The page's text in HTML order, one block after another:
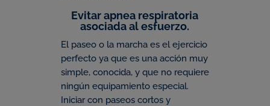
Evitar apnea respiratoria
asociada al esfuerzo.
El paseo o la marcha es el ejercicio
perfecto ya que es una acción muy
simple, conocida, y que no requiere
ningún equipamiento especial.
Iniciar con paseos cortos y